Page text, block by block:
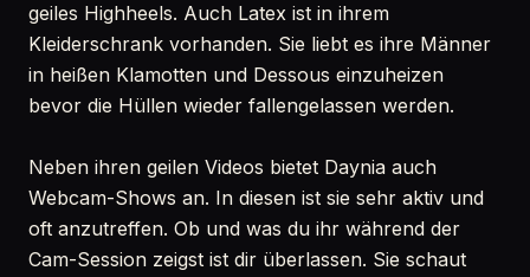
geiles Highheels. Auch Latex ist in ihrem
Kleiderschrank vorhanden. Sie liebt es ihre Männer
in heißen Klamotten und Dessous einzuheizen
bevor die Hüllen wieder fallengelassen werden.
Neben ihren geilen Videos bietet Daynia auch
Webcam-Shows an. In diesen ist sie sehr aktiv und
oft anzutreffen. Ob und was du ihr während der
Cam-Session zeigst ist dir überlassen. Sie schaut